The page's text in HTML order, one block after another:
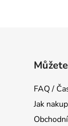
FAQ /
Jak